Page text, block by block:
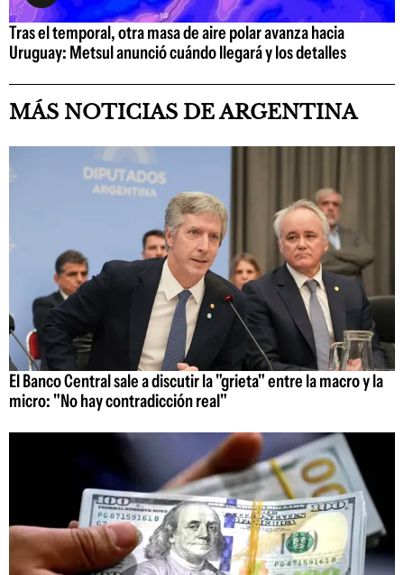
Tras el temporal, otra masa de aire polar avanza hacia
Uruguay: Metsul anunció cuándo llegará y los detalles
MÁS NOTICIAS DE ARGENTINA
El Banco Central sale a discutir la "grieta" entre la macro y la
micro: "No hay contradicción real"